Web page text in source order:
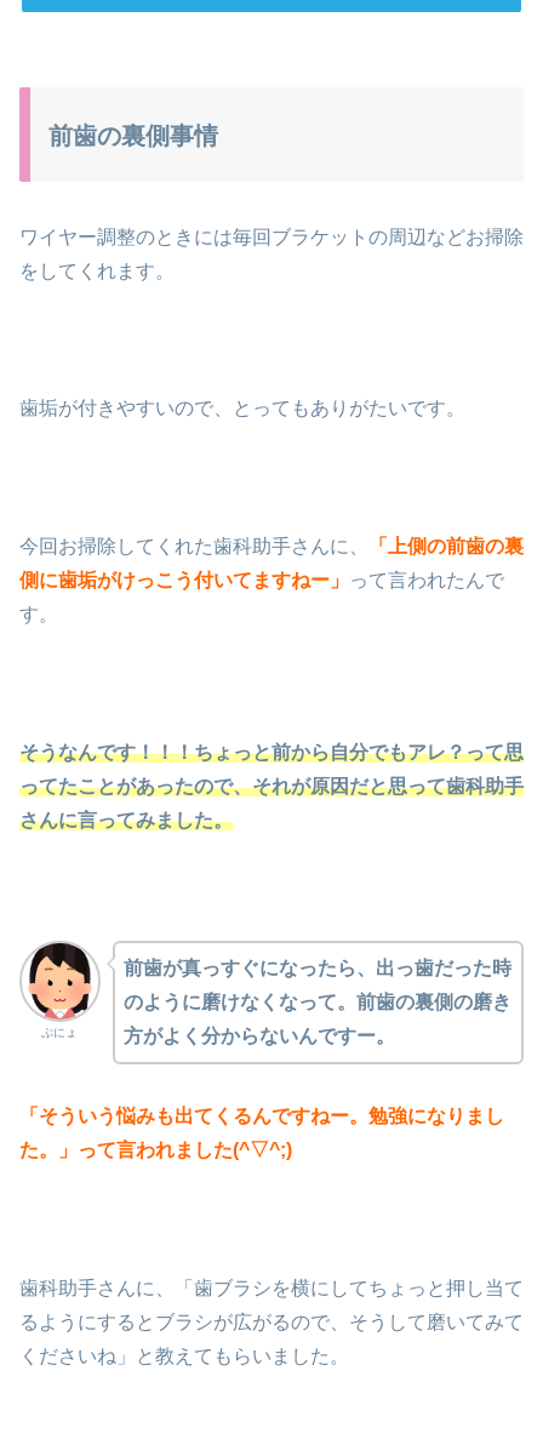
前歯の裏側事情
ワイヤー調整のときには毎回ブラケットの周辺などお掃除
をしてくれます。
歯垢が付きやすいので、とってもありがたいです。
今回お掃除してくれた歯科助手さんに、
「上側の前歯の裏
側に歯垢がけっこう付いてますねー」 って言われたんで
す。
そうなんです！！！ちょっと前から自分でもアレ？って思
ってたことがあったので、それが原因だと思って歯科助手
さんに言ってみました。
ぷにょ
前歯が真っすぐになったら、出っ歯だった時
のように磨けなくなって。前歯の裏側の磨き
方がよく分からないんですー。
「そういう悩みも出てくるんですねー。勉強になりまし
た。」って言われました(^▽^;)
歯科助手さんに、「歯ブラシを横にしてちょっと押し当て
るようにするとブラシが広がるので、そうして磨いてみて
くださいね」と教えてもらいました。